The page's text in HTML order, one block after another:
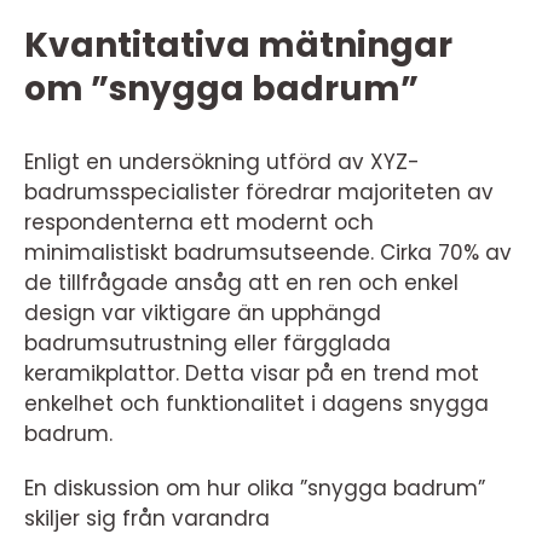
Kvantitativa mätningar
om ”snygga badrum”
Enligt en undersökning utförd av XYZ-
badrumsspecialister föredrar majoriteten av
respondenterna ett modernt och
minimalistiskt badrumsutseende. Cirka 70% av
de tillfrågade ansåg att en ren och enkel
design var viktigare än upphängd
badrumsutrustning eller färgglada
keramikplattor. Detta visar på en trend mot
enkelhet och funktionalitet i dagens snygga
badrum.
En diskussion om hur olika ”snygga badrum”
skiljer sig från varandra